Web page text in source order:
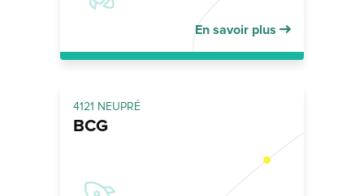
En savoir plus
4121 NEUPRÉ
BCG